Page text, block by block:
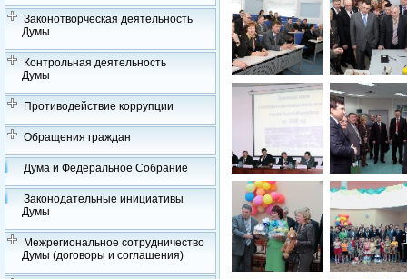
Законотворческая деятельность
Думы
Контрольная деятельность
Думы
Противодействие коррупции
Обращения граждан
Дума и Федеральное Собрание
Законодательные инициативы
Думы
Межрегиональное сотрудничество
Думы (договоры и соглашения)